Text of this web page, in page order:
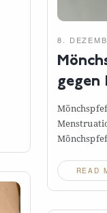
8.
gegen
READ